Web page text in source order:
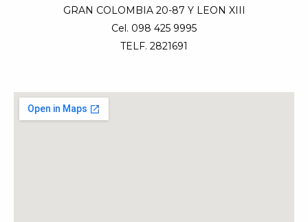
GRAN COLOMBIA 20-87 Y LEON XIII
Cel. 098 425 9995
TELF. 2821691